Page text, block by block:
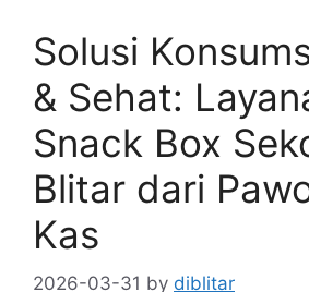
Solusi
& Sehat:
Snack Box
Blitar dari
Kas
2026-03-31 by diblitar